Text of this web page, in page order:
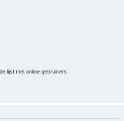
lijst met online gebruikers